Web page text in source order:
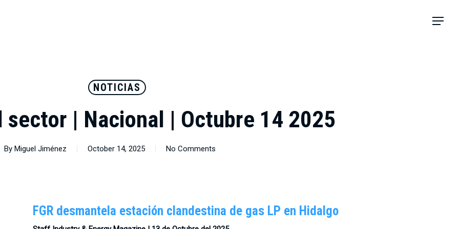
Menu
NOTICIAS
sector | Nacional | Octubre 14 2025
By Miguel Jiménez October 14, 2025 No Comments
FGR desmantela estación clandestina de gas LP en Hidalgo